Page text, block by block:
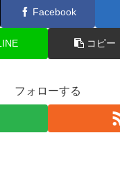
Facebook
コピー
フォローする